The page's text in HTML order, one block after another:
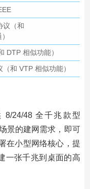
议（和
DTP 相似功能）
和 VTP 相似功能）
8/24/48 全千兆款型
景的建网需求，即可
在小型网络核心，提
一张千兆到桌面的高